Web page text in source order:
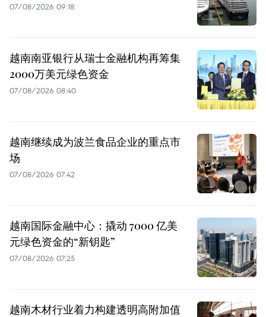
07/08/2026 09:18
越南南亚银行从瑞士金融机构再筹集
2000万美元绿色资金
07/08/2026 08:40
越南继续成为波兰食品企业的重点市
场
07/08/2026 07:42
越南国际金融中心：撬动 7000 亿美
元绿色资金的“新钥匙”
07/08/2026 07:25
越南木材行业着力构建透明高附加值